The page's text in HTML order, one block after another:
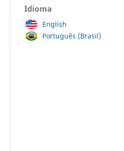
Idioma
English
Português (Brasil)